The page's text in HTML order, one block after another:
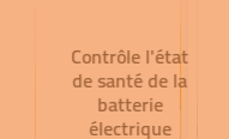
Contrôle l'état
de santé de la
batterie
électrique